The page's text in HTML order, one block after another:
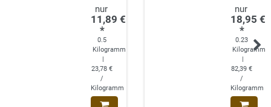
11,89 €
*
0.5
Kilogramm
|
23,78 €
/
Kilogramm
18,95 €
*
0.23
Kilogramm
|
82,39 €
/
Kilogramm